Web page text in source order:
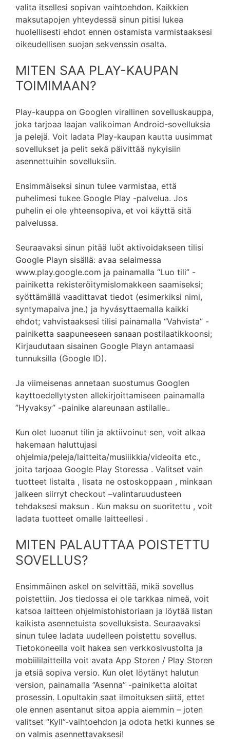
valita itsellesi sopivan vaihtoehdon. Kaikkien
maksutapojen yhteydessä sinun pitisi lukea
huolellisesti ehdot ennen ostamista varmistaaksesi
oikeudellisen suojan sekvenssin osalta.
MITEN SAA PLAY-KAUPAN
TOIMIMAAN?
Play-kauppa on Googlen virallinen sovelluskauppa,
joka tarjoaa laajan valikoiman Android-sovelluksia
ja pelejä. Voit ladata Play-kaupan kautta uusimmat
sovellukset ja pelit sekä päivittää nykyisiin
asennettuihin sovelluksiin.
Ensimmäiseksi sinun tulee varmistaa, että
puhelimesi tukee Google Play -palvelua. Jos
puhelin ei ole yhteensopiva, et voi käyttä sitä
palvelussa.
Seuraavaksi sinun pitää luöt aktivoidakseen tilisi
Google Playn sisällä: avaa selaimessa
www.play.google.com ja painamalla “Luo tili” -
painiketta rekisteröitymislomakkeen saamiseksi;
syöttämällä vaadittavat tiedot (esimerkiksi nimi,
syntymapaiva jne.) ja hyvásyttaemalla kaikki
ehdot; vahvistaaksesi tilisi painamalla “Vahvista” -
painiketta saapuneeseen sanaan postilaatikkoonsi;
Kirjaudutaan sisainen Google Playn antamaasi
tunnuksilla (Google ID).
Ja viimeisenas annetaan suostumus Googlen
kayttoedellytysten allekirjoittamiseen painamalla
”Hyvaksy” -painike alareunaan astilalle..
Kun olet luoanut tilin ja aktiivoinut sen, voit alkaa
hakemaan haluttujasi
ohjelmia/peleja/laitteita/musiiikkia/videoita etc.,
joita tarjoaa Google Play Storessa . Valitset vain
tuotteet listalta , lisata ne ostoskoppaan , minkaan
jalkeen siirryt checkout –valintaruudusteen
tehdaksesi maksun . Kun maksu on suoritettu , voit
ladata tuotteet omalle laitteellesi .
MITEN PALAUTTAA POISTETTU
SOVELLUS?
Ensimmäinen askel on selvittää, mikä sovellus
poistettiin. Jos tiedossa ei ole tarkkaa nimeä, voit
katsoa laitteen ohjelmistohistoriaan ja löytää listan
kaikista asennetuista sovelluksista. Seuraavaksi
sinun tulee ladata uudelleen poistettu sovellus.
Tietokoneella voit hakea sen verkkosivustolta ja
mobiililaitteilla voit avata App Storen / Play Storen
ja etsiä sopiva versio. Kun olet löytänyt halutun
version, painamalla ”Asenna” -painiketta aloitat
prosessin. Lopultakin saat ilmoituksen siitä, ettet
ole ennen asentanut sitoa appia aiemmin – joten
valitset “Kyll”-vaihtoehdon ja odota hetki kunnes se
on valmis asennettavaksesi!